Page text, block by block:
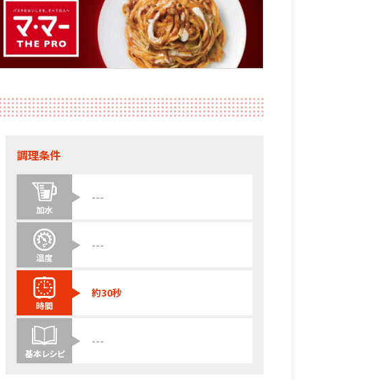
調理条件
加水
---
温度
---
時間
約30秒
基本レシピ
---